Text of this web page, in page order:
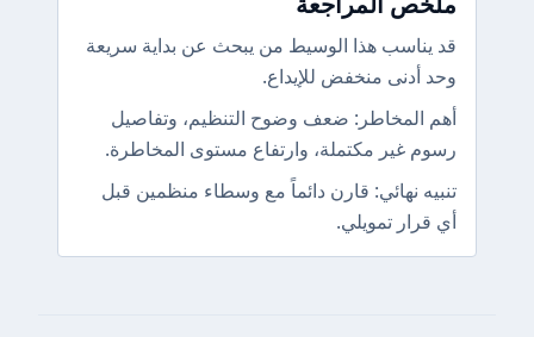
قد يناسب هذا الوسيط من يبحث عن بداية سريعة
وحد أدنى منخفض للإيداع.
أهم المخاطر: ضعف وضوح التنظيم، وتفاصيل
رسوم غير مكتملة، وارتفاع مستوى المخاطرة.
تنبيه نهائي: قارن دائماً مع وسطاء منظمين قبل
أي قرار تمويلي.